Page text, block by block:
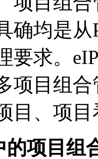
确均是从
要求。
项目组
目、项目
的项目组